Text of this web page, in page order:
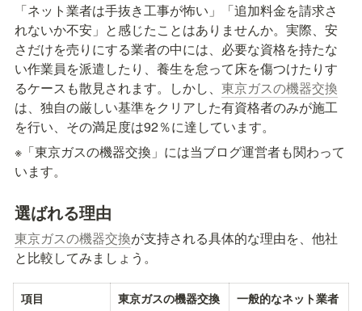
「ネット業者は手抜き工事が怖い」「追加料金を請求さ
れないか不安」と感じたことはありませんか。実際、安
さだけを売りにする業者の中には、必要な資格を持たな
い作業員を派遣したり、養生を怠って床を傷つけたりす
るケースも散見されます。しかし、 東京ガスの機器交換
は、独自の厳しい基準をクリアした有資格者のみが施工
を行い、その満足度は92％に達しています。
※「東京ガスの機器交換」には当ブログ運営者も関わって
います。
選ばれる理由
東京ガスの機器交換が支持される具体的な理由を、他社
と比較してみましょう。
項目 東京ガスの機器交換 一般的なネット業者